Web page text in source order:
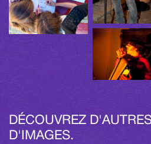
DÉCOUVREZ
D'IMAGES.